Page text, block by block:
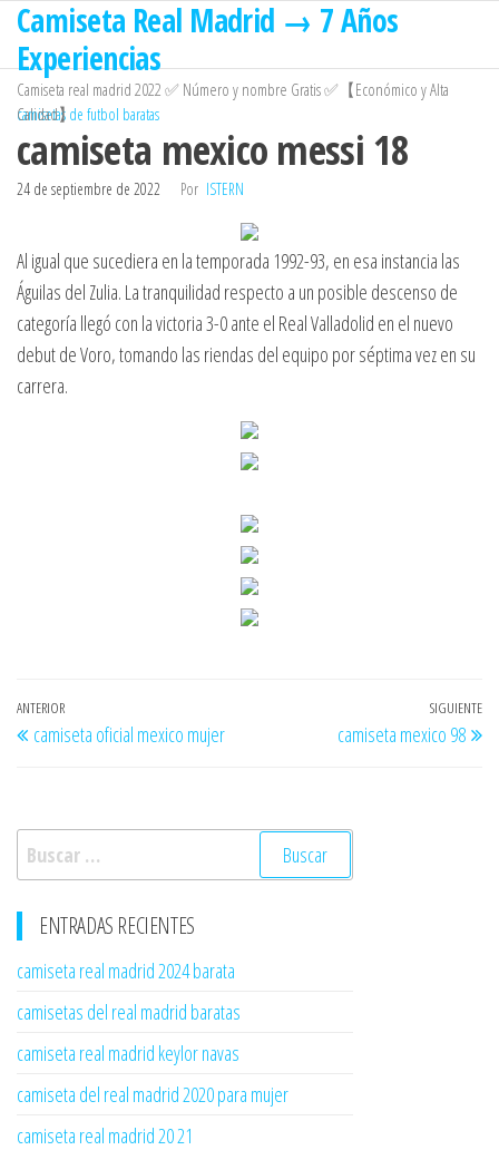
Saltar
contenido
Camiseta Real Madrid → 7 Años
Experiencias
Camiseta real madrid 2022 ✅ Número y nombre Gratis ✅【Económico y Alta
Calidad】
camisetas de futbol baratas
camiseta mexico messi 18
24 de septiembre de 2022 Por ISTERN
Al igual que sucediera en la temporada 1992-93, en esa instancia las
Águilas del Zulia. La tranquilidad respecto a un posible descenso de
categoría llegó con la victoria 3-0 ante el Real Valladolid en el nuevo
debut de Voro, tomando las riendas del equipo por séptima vez en su
carrera.
Navegación
de
Entrada
anterior
ANTERIOR
camiseta oficial mexico mujer
SIGUIENTE
camiseta mexico 98
Buscar:
ENTRADAS RECIENTES
camiseta real madrid 2024 barata
camisetas del real madrid baratas
camiseta real madrid keylor navas
camiseta del real madrid 2020 para mujer
camiseta real madrid 20 21